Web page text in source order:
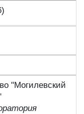
"Могилевский